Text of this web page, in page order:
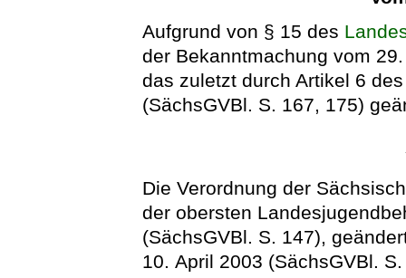
Aufgrund von § 15 des
der Bekanntmachung vom
das zuletzt durch Artikel 6
(SächsGVBl. S. 167, 175)
Die Verordnung der
der obersten
(SächsGVBl. S. 147),
10. April 2003 (SächsGVBl.